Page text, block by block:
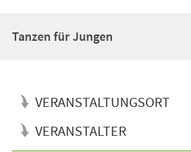
Tanzen für Jungen
VERANSTALTUNGSORT
VERANSTALTER